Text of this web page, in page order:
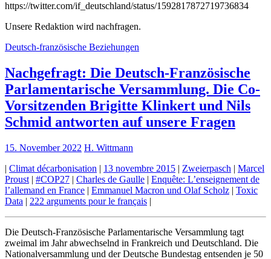
https://twitter.com/if_deutschland/status/1592817872719736834
Unsere Redaktion wird nachfragen.
Deutsch-französische Beziehungen
Nachgefragt: Die Deutsch-Französische
Parlamentarische Versammlung. Die Co-
Vorsitzenden Brigitte Klinkert und Nils
Schmid antworten auf unsere Fragen
15. November 2022 H. Wittmann
| Climat décarbonisation | 13 novembre 2015 | Zweierpasch | Marcel
Proust | #COP27 | Charles de Gaulle | Enquête: L’enseignement de
l’allemand en France | Emmanuel Macron und Olaf Scholz | Toxic
Data | 222 arguments pour le français |
Die Deutsch-Französische Parlamentarische Versammlung tagt
zweimal im Jahr abwechselnd in Frankreich und Deutschland. Die
Nationalversammlung und der Deutsche Bundestag entsenden je 50